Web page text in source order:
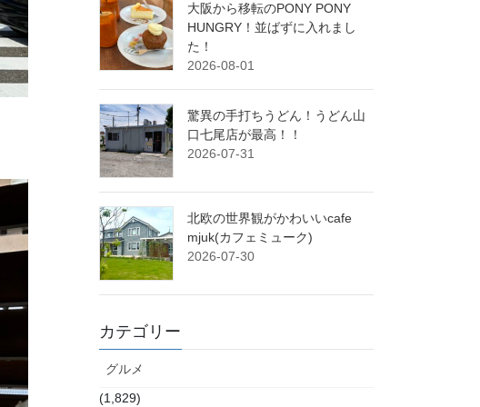
大阪から移転のPONY PONY
HUNGRY！並ばずに入れまし
た！
2026-08-01
驚異の手打ちうどん！うどん山
口七尾店が最高！！
2026-07-31
北欧の世界観がかわいいcafe
mjuk(カフェミューク)
2026-07-30
カテゴリー
グルメ
(1,829)